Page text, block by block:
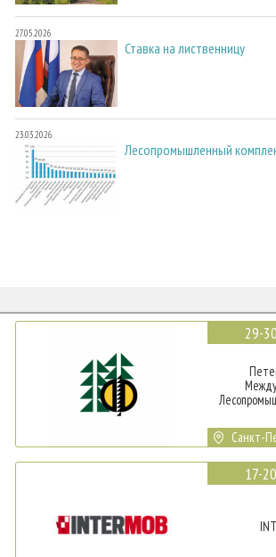
27.05.2026
Ставка на лиственницу
23.03.2026
Лесопромышленный
29-
Санкт-
17-